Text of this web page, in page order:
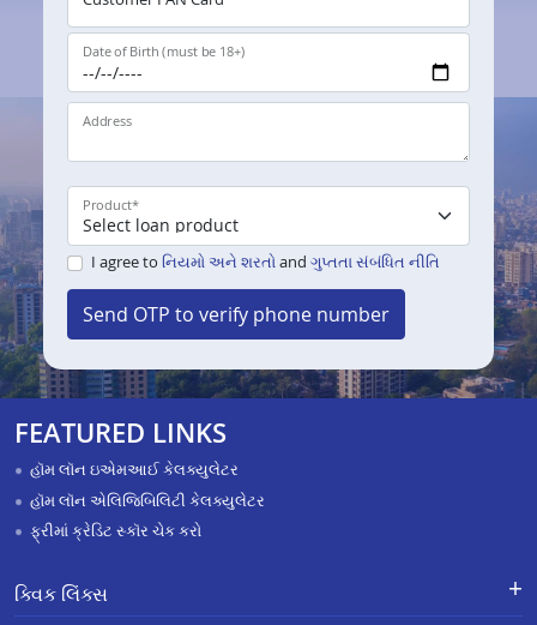
Date of Birth (must be 18+)
Address
Product*
I agree to નિયમો અને શરતોand ગુપ્તતા સંબંધિત નીતિ
Send OTP to verify phone number
FEATURED LINKS
હૉમ લૉન ઇએમઆઈ કેલક્યુલેટર
હૉમ લૉન એલિજિબિલિટી કેલક્યુલેટર
ફ્રીમાં ક્રેડિટ સ્કૉર ચેક કરો
ક્વિક લિંક્સ